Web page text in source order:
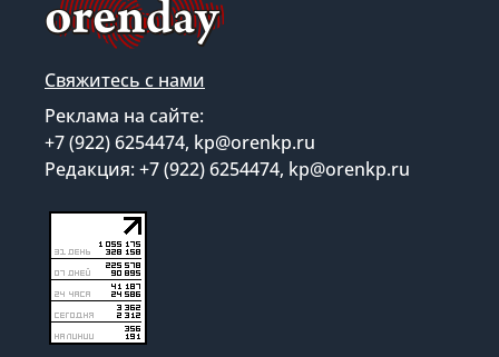
Свяжитесь с нами
Реклама на сайте:
+7 (922) 6254474, kp@orenkp.ru
Редакция: +7 (922) 6254474, kp@orenkp.ru